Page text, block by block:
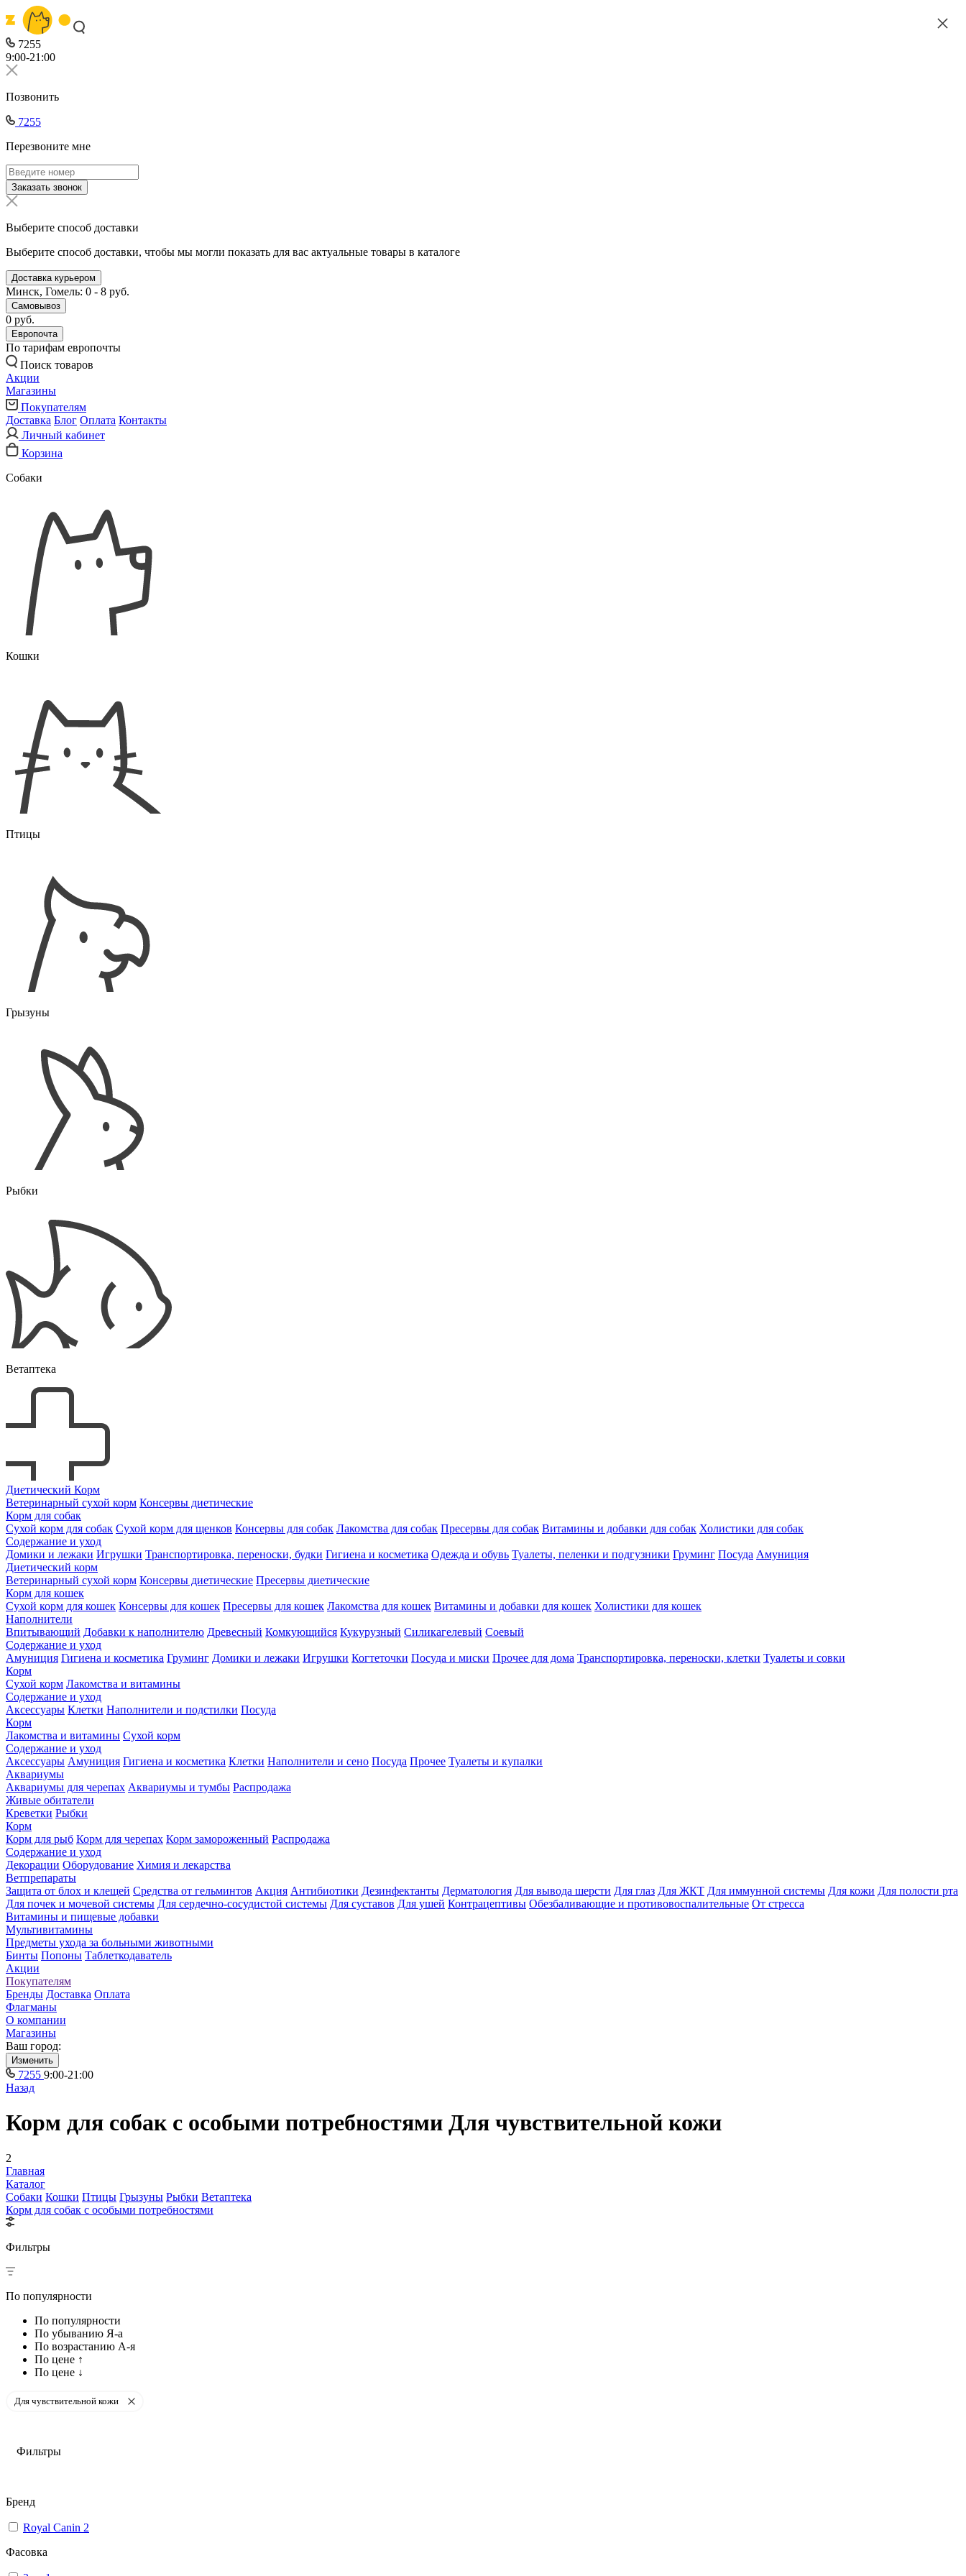
7255
9:00-21:00
Позвонить
7255
Перезвоните мне
Заказать звонок
Выберите способ доставки
Выберите способ доставки, чтобы мы могли показать для вас актуальные товары в каталоге
Доставка курьером
Минск, Гомель: 0 - 8 руб.
Самовывоз
0 руб.
Европочта
По тарифам европочты
Поиск товаров
Акции
Магазины
Покупателям
Доставка Блог Оплата Контакты
Личный кабинет
Корзина
Собаки
Кошки
Птицы
Грызуны
Рыбки
Ветаптека
Диетический Корм
Ветеринарный сухой корм Консервы диетические
Корм для собак
Сухой корм для собак Сухой корм для щенков Консервы для собак Лакомства для собак Пресервы для собак Витамины и добавки для собак Холистики для собак
Содержание и уход
Домики и лежаки Игрушки Транспортировка, переноски, будки Гигиена и косметика Одежда и обувь Туалеты, пеленки и подгузники Груминг Посуда Амуниция
Диетический корм
Ветеринарный сухой корм Консервы диетические Пресервы диетические
Корм для кошек
Сухой корм для кошек Консервы для кошек Пресервы для кошек Лакомства для кошек Витамины и добавки для кошек Холистики для кошек
Наполнители
Впитывающий Добавки к наполнителю Древесный Комкующийся Кукурузный Силикагелевый Соевый
Содержание и уход
Амуниция Гигиена и косметика Груминг Домики и лежаки Игрушки Когтеточки Посуда и миски Прочее для дома Транспортировка, переноски, клетки Туалеты и совки
Корм
Сухой корм Лакомства и витамины
Содержание и уход
Аксессуары Клетки Наполнители и подстилки Посуда
Корм
Лакомства и витамины Сухой корм
Содержание и уход
Аксессуары Амуниция Гигиена и косметика Клетки Наполнители и сено Посуда Прочее Туалеты и купалки
Аквариумы
Аквариумы для черепах Аквариумы и тумбы Распродажа
Живые обитатели
Креветки Рыбки
Корм
Корм для рыб Корм для черепах Корм замороженный Распродажа
Содержание и уход
Декорации Оборудование Химия и лекарства
Ветпрепараты
Защита от блох и клещей Средства от гельминтов Акция Антибиотики Дезинфектанты Дерматология Для вывода шерсти Для глаз Для ЖКТ Для иммунной системы Для кожи Для полости рта
Для почек и мочевой системы Для сердечно-сосудистой системы Для суставов Для ушей Контрацептивы Обезбаливающие и противовоспалительные От стресса
Витамины и пищевые добавки
Мультивитамины
Предметы ухода за больными животными
Бинты Попоны Таблеткодаватель
Акции
Покупателям
Бренды Доставка Оплата
Флагманы
О компании
Магазины
Ваш город:
Изменить
7255 9:00-21:00
Назад
Корм для собак с особыми потребностями Для чувствительной кожи
2
Главная
Каталог
Собаки Кошки Птицы Грызуны Рыбки Ветаптека
Корм для собак с особыми потребностями
Фильтры
По популярности
По популярности
По убыванию Я-а
По возрастанию А-я
По цене ↑
По цене ↓
Для чувствительной кожи
Фильтры
Бренд
Royal Canin 2
Фасовка